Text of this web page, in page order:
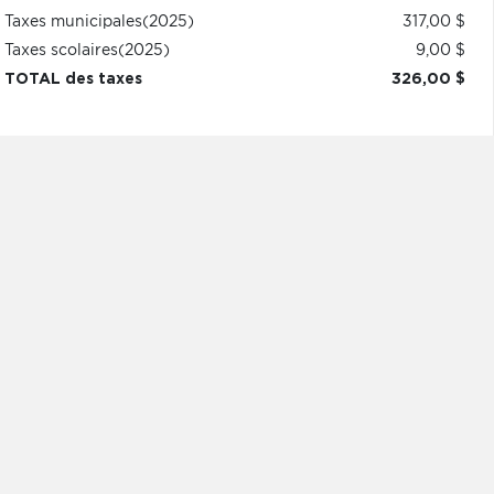
Taxes municipales(2025)
317,00 $
Taxes scolaires(2025)
9,00 $
TOTAL des taxes
326,00 $